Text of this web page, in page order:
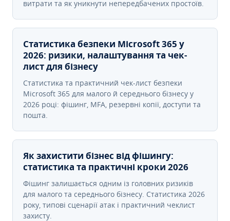
витрати та як уникнути непередбачених простоїв.
Статистика безпеки Microsoft 365 у
2026: ризики, налаштування та чек-
лист для бізнесу
Статистика та практичний чек-лист безпеки
Microsoft 365 для малого й середнього бізнесу у
2026 році: фішинг, MFA, резервні копії, доступи та
пошта.
Як захистити бізнес від фішингу:
статистика та практичні кроки 2026
Фішинг залишається одним із головних ризиків
для малого та середнього бізнесу. Статистика 2026
року, типові сценарії атак і практичний чеклист
захисту.